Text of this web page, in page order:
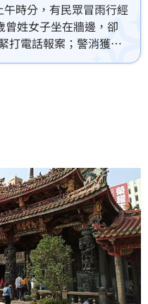
時分，有民眾冒雨行經
姓女子坐在牆邊，卻
打電話報案；警消獲報
早已死亡，警方隨即封
女兒子辦理後事。